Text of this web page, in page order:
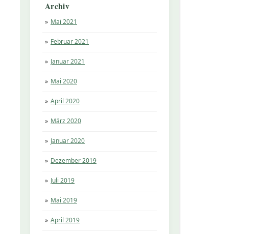
Archiv
Mai 2021
Februar 2021
Januar 2021
Mai 2020
April 2020
März 2020
Januar 2020
Dezember 2019
Juli 2019
Mai 2019
April 2019